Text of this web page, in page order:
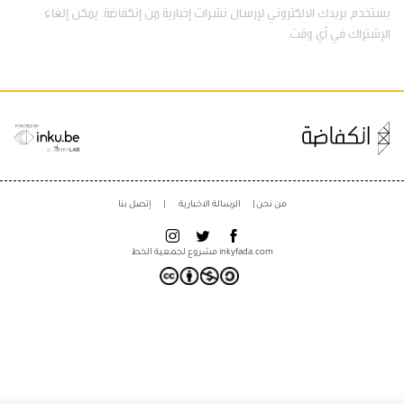
يستخدم بريدك الالكتروني لإرسال نشرات إخبارية من إنكفاضة. يمكن إلغاء
الإشتراك في أي وقت.
من نحن الرسالة الاخبارية إتصل بنا
inkyfada.com مشروع لجمعية الخط